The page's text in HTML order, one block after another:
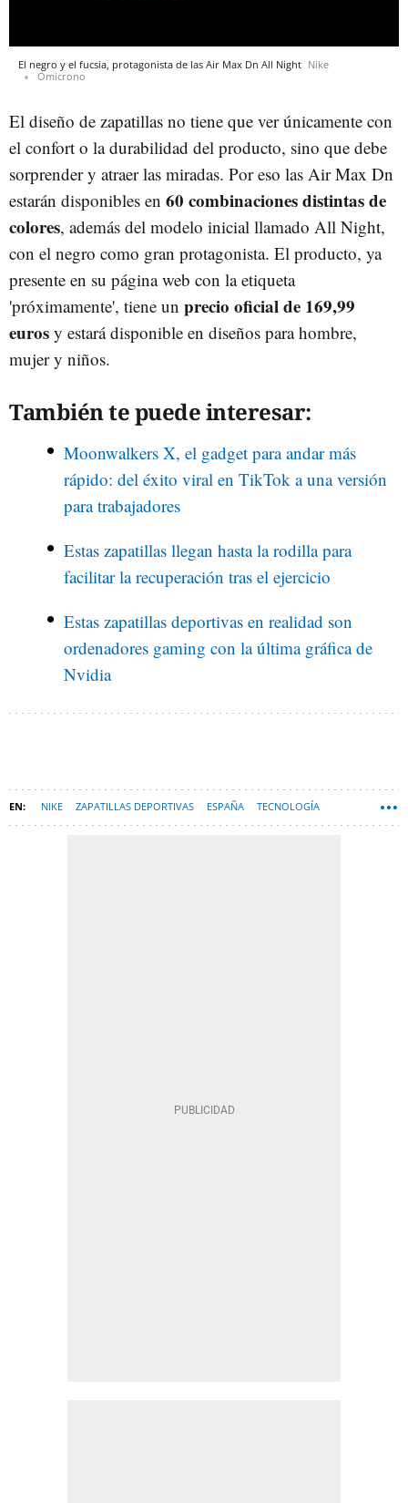
El negro y el fucsia, protagonista de las Air Max Dn All Night Nike
Omicrono
El diseño de zapatillas no tiene que ver únicamente con
el confort o la durabilidad del producto, sino que debe
sorprender y atraer las miradas. Por eso las Air Max Dn
estarán disponibles en 60 combinaciones distintas de
colores, además del modelo inicial llamado All Night,
con el negro como gran protagonista. El producto, ya
presente en su página web con la etiqueta
'próximamente', tiene un precio oficial de 169,99
euros y estará disponible en diseños para hombre,
mujer y niños.
También te puede interesar:
Moonwalkers X, el gadget para andar más
rápido: del éxito viral en TikTok a una versión
para trabajadores
Estas zapatillas llegan hasta la rodilla para
facilitar la recuperación tras el ejercicio
Estas zapatillas deportivas en realidad son
ordenadores gaming con la última gráfica de
Nvidia
NIKE ZAPATILLAS DEPORTIVAS ESPAÑA TECNOLOGÍA